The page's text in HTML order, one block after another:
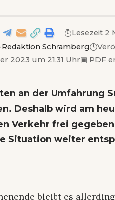
Redaktion Schramberg
2023 um 21.31 Uhr▣ PDF
Lesezeit 2
an der Umfahrung
Deshalb wird am
Verkehr frei
Situation weiter
bleibt es